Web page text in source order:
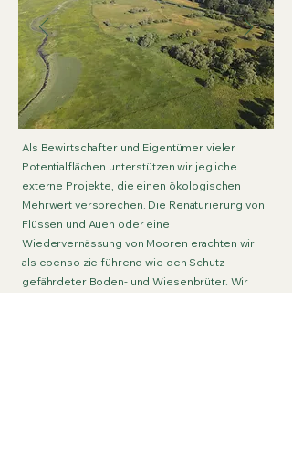
Als Bewirtschafter und Eigentümer vieler
Potentialflächen unterstützen wir jegliche
externe Projekte, die einen ökologischen
Mehrwert versprechen. Die Renaturierung von
Flüssen und Auen oder eine
Wiedervernässung von Mooren erachten wir
als ebenso zielführend wie den Schutz
gefährdeter Boden- und Wiesenbrüter. Wir